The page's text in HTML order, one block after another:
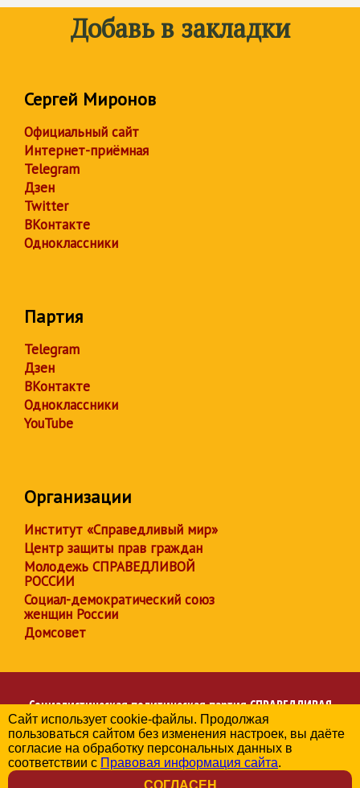
Добавь в закладки
Сергей Миронов
Официальный сайт
Интернет-приёмная
Telegram
Дзен
Twitter
ВКонтакте
Одноклассники
Партия
Telegram
Дзен
ВКонтакте
Одноклассники
YouTube
Организации
Институт «Справедливый мир»
Центр защиты прав граждан
Молодежь СПРАВЕДЛИВОЙ
РОССИИ
Социал-демократический союз
женщин России
Домсовет
Социалистическая политическая партияСПРАВЕДЛИВАЯ
РОССИЯ
Региональное отделение партии в Красноярском крае
© 2006-2026
Политика в отношении обработки персональных данных
Сайт использует cookie-файлы. Продолжая
пользоваться сайтом без изменения настроек, вы даёте
согласие на обработку персональных данных в
соответствии с Правовая информация сайта.
СОГЛАСЕН